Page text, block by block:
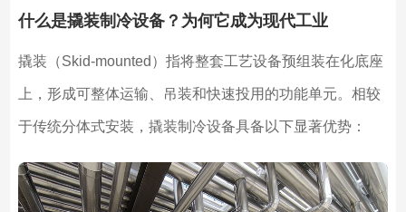
什么是撬装制冷设备？为何它成为现代工业
撬装（Skid-mounted）指将整套工艺设备预组装在化底座
上，形成可整体运输、吊装和快速投用的功能单元。相较
于传统分体式安装，撬装制冷设备具备以下显著优势：